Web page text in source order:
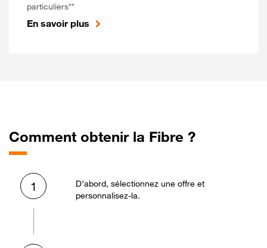
particuliers**
En savoir plus
Comment obtenir la Fibre ?
1
D’abord, sélectionnez une offre et
personnalisez-la.